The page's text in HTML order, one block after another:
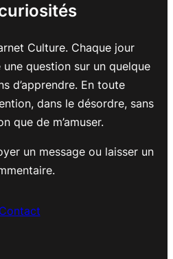
Culture. Chaque jour
une question sur un quelque
d’apprendre. En toute
dans le désordre, sans
que de m’amuser.
un message ou laisser un
Contact